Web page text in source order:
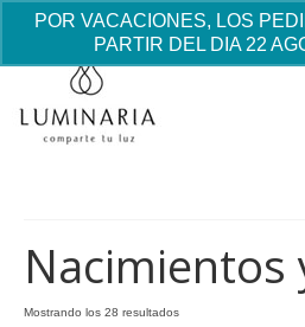
POR VACACIONES, LOS
PARTIR DEL DIA 22
Nacimientos
Mostrando los 28 resultadosOrdenado